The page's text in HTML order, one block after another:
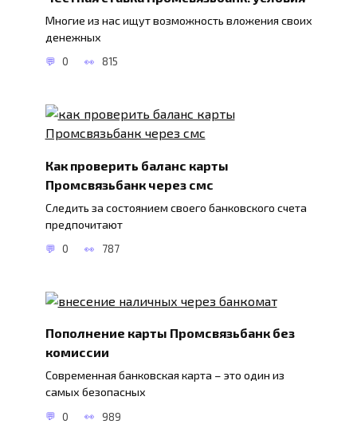
Многие из нас ищут возможность вложения своих
денежных
0 815
Как проверить баланс карты
Промсвязьбанк через смс
Следить за состоянием своего банковского счета
предпочитают
0 787
Пополнение карты Промсвязьбанк без
комиссии
Современная банковская карта – это один из
самых безопасных
0 989